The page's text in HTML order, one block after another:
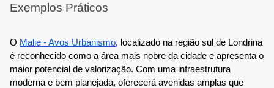
Exemplos Práticos
O Malie - Avos Urbanismo, localizado na região sul de Londrina
é reconhecido como a área mais nobre da cidade e apresenta o
maior potencial de valorização. Com uma infraestrutura
moderna e bem planejada, oferecerá avenidas amplas que